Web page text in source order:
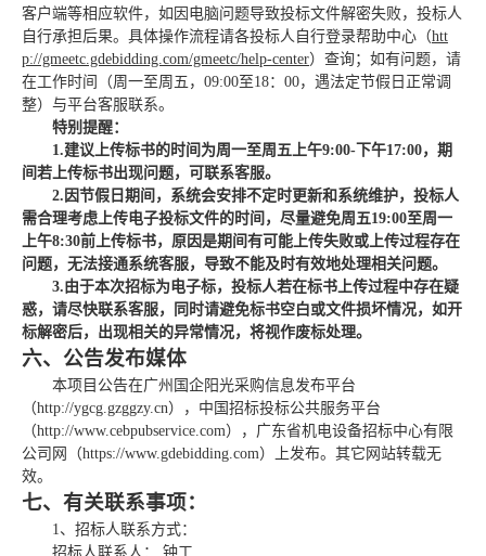
客户端等相应软件，如因电脑问题导致投标文件解密失败，投标人
自行承担后果。具体操作流程请各投标人自行登录帮助中心（htt
p://gmeetc.gdebidding.com/gmeetc/help-center）查询；如有问题，请
在工作时间（周一至周五， 09:00至18：00，遇法定节假日正常调
整）与平台客服联系。
特别提醒：
1.建议上传标书的时间为周一至周五上午9:00-下午17:00，期
间若上传标书出现问题，可联系客服。
2.因节假日期间，系统会安排不定时更新和系统维护，投标人
需合理考虑上传电子投标文件的时间，尽量避免周五19:00至周一
上午8:30前上传标书，原因是期间有可能上传失败或上传过程存在
问题，无法接通系统客服，导致不能及时有效地处理相关问题。
3.由于本次招标为电子标，投标人若在标书上传过程中存在疑
惑，请尽快联系客服，同时请避免标书空白或文件损坏情况，如开
标解密后，出现相关的异常情况，将视作废标处理。
六、公告发布媒体
本项目公告在广州国企阳光采购信息发布平台
（http://ygcg.gzggzy.cn），中国招标投标公共服务平台
（http://www.cebpubservice.com），广东省机电设备招标中心有限
公司网（https://www.gdebidding.com）上发布。其它网站转载无
效。
七、有关联系事项：
1、招标人联系方式：
招标人联系人：
钟工